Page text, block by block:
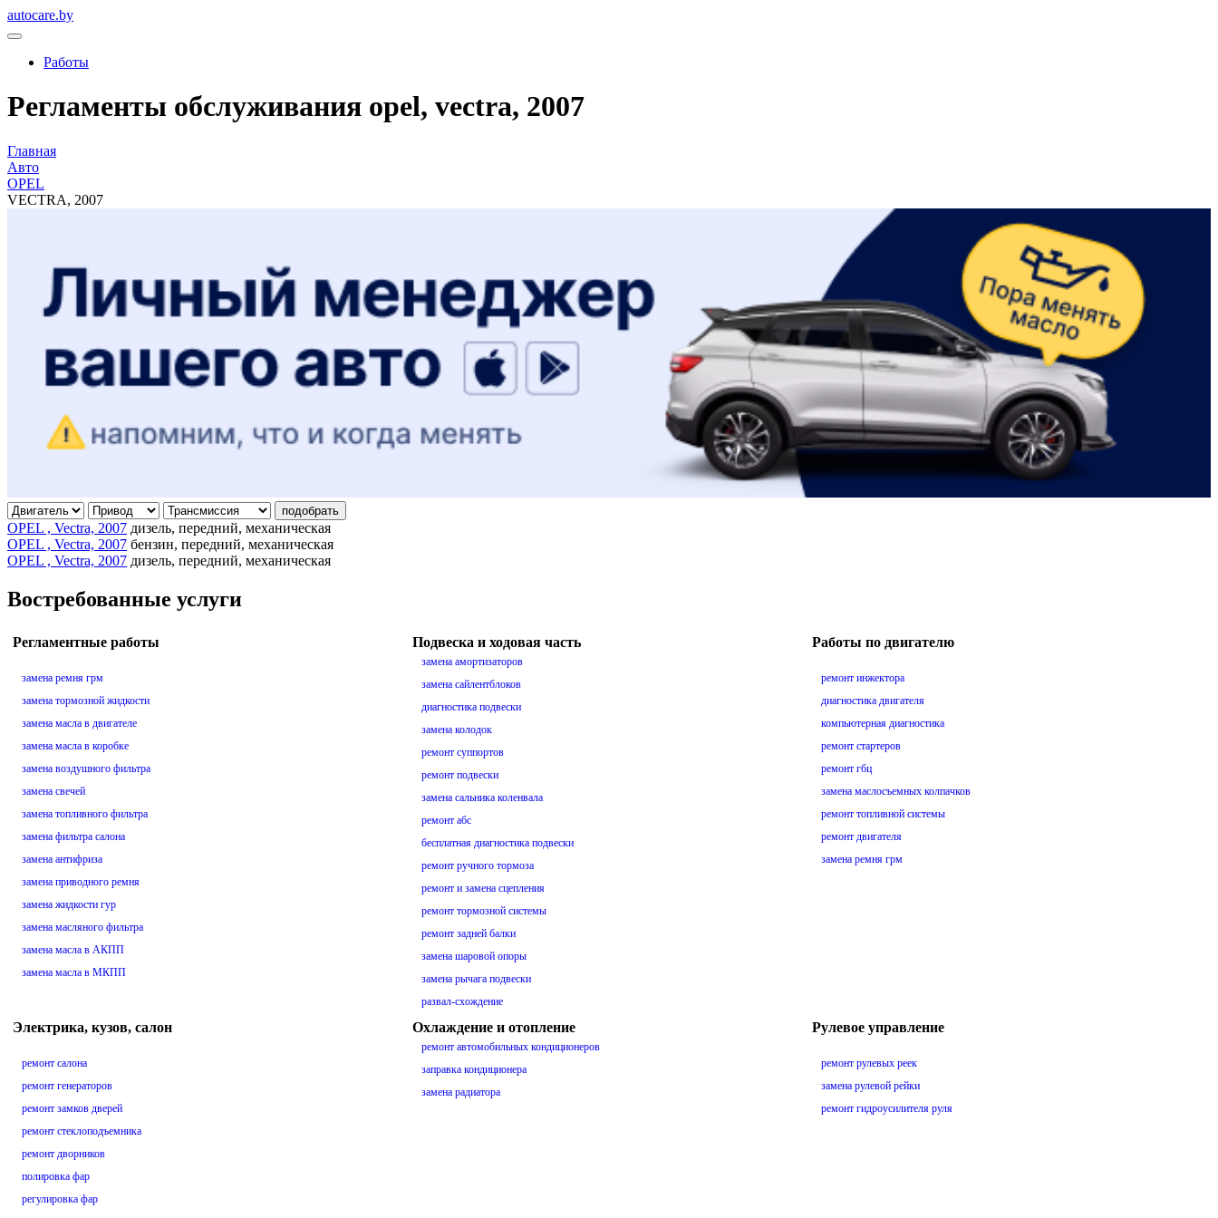
autocare.by
Работы
Регламенты обслуживания opel, vectra, 2007
Главная
Авто
OPEL
VECTRA, 2007
подобрать
OPEL , Vectra, 2007 дизель, передний, механическая
OPEL , Vectra, 2007 бензин, передний, механическая
OPEL , Vectra, 2007 дизель, передний, механическая
Востребованные услуги
Регламентные работы
замена ремня грм
замена тормозной жидкости
замена масла в двигателе
замена масла в коробке
замена воздушного фильтра
замена свечей
замена топливного фильтра
замена фильтра салона
замена антифриза
замена приводного ремня
замена жидкости гур
замена масляного фильтра
замена масла в АКПП
замена масла в МКПП
Подвеска и ходовая часть
замена амортизаторов
замена сайлентблоков
диагностика подвески
замена колодок
ремонт суппортов
ремонт подвески
замена сальника коленвала
ремонт абс
бесплатная диагностика подвески
ремонт ручного тормоза
ремонт и замена сцепления
ремонт тормозной системы
ремонт задней балки
замена шаровой опоры
замена рычага подвески
развал-схождение
Работы по двигателю
ремонт инжектора
диагностика двигателя
компьютерная диагностика
ремонт стартеров
ремонт гбц
замена маслосъемных колпачков
ремонт топливной системы
ремонт двигателя
замена ремня грм
Электрика, кузов, салон
ремонт салона
ремонт генераторов
ремонт замков дверей
ремонт стеклоподъемника
ремонт дворников
полировка фар
регулировка фар
Охлаждение и отопление
ремонт автомобильных кондиционеров
заправка кондиционера
замена радиатора
Рулевое управление
ремонт рулевых реек
замена рулевой рейки
ремонт гидроусилителя руля